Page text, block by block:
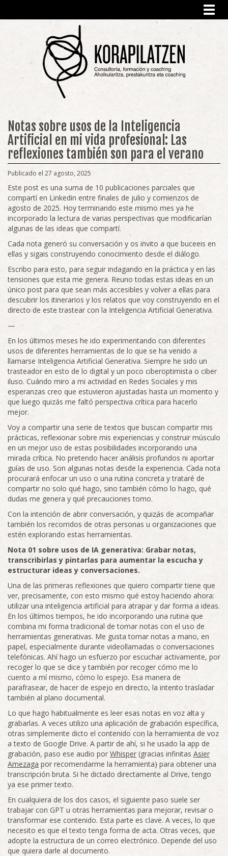
Notas sobre usos de la Inteligencia
Artificial en mi vida profesional: Las
reflexiones también son para el verano
Publicado el 27 agosto, 2025
Este post es una suma de 10 publicaciones parciales que
compartí en Linkedin entre finales de julio y comienzos de
agosto de 2025. Hoy terminando este mismo mes ya he
incorporado la lectura de varias perspectivas que modificarían
algunas de las ideas que compartí.
Cada nota generó su conversación y os invito a que buceeis en
ellas y sigais construyendo conocimiento desde el diálogo.
Escribo para esto, para seguir indagando en la práctica y en las
tensiones que esta me genera. Reuno todas estas ideas en un
único post para que sean más accesibles y volver a ellas para
descubrir los itinerarios y los relatos que voy construyendo en el
directo de este trastear con la Inteligencia Artificial Generativa.
—
En los últimos meses he ido experimentando con diferentes
usos de diferentes herramientas de lo que se ha venido a
llamarse Inteligencia Artificial Generativa. Siempre he sido un
trasteador en esto de lo digital y un poco ciberoptimista o ciber
iluso. Cuándo miro a mi actividad en Redes Sociales y mis
esperanzas creo que estuvieron ajustadas hasta un momento y
que luego quizás me faltó perspectiva crítica para hacerlo
mejor.
Voy a compartir una serie de textos que buscan compartir mis
prácticas, reflexionar sobre mis experiencias y construir músculo
en un mejor uso de estas posibilidades incorporando una
mirada crítica. No pretendo hacer análisis profundos ni aportar
guías de uso. Son algunas notas desde la experiencia. Cada nota
procurará enfocar un uso o una rutina concreta y trataré de
compartir no solo qué hago, sino también cómo lo hago, qué
dudas me genera y qué precauciones tomo.
Con la intención de abrir conversación, y quizás de acompañar
también los recorridos de otras personas u organizaciones que
estén explorando estas herramientas.
Nota 01 sobre usos de IA generativa: Grabar notas,
transcribirlas y pintarlas para aumentar la escucha y
estructurar ideas y conversaciones.
Una de las primeras reflexiones que quiero compartir tiene que
ver, precisamente, con esto mismo qué estoy haciendo ahora:
utilizar una inteligencia artificial para atrapar y dar forma a ideas.
En los últimos tiempos, he ido incorporando una rutina que
combina mi forma tradicional de tomar notas con el uso de
herramientas generativas. Me gusta tomar notas a mano, en
papel, especialmente durante videollamadas o conversaciones
telefónicas. Ahí hago un esfuerzo por escuchar activamente, por
recoger lo que se dice y también por recoger cómo me lo
cuento a mí mismo, cómo lo espejo. Esa manera de
parafrasear, de hacer de espejo en directo, la intento trasladar
también al plano documental.
Lo que hago habitualmente es leer esas notas en voz alta y
grabarlas. A veces utilizo una aplicación de grabación específica,
otras simplemente dicto el contenido con la herramienta de voz
a texto de Google Drive. A partir de ahí, si he usado la app de
grabación, paso ese audio por Whisper (gracias infinitas Asier
Amezaga por recomendarme la herramienta) para obtener una
transcripción bruta. Si he dictado directamente al Drive, tengo
ya ese primer texto.
En cualquiera de los dos casos, el siguiente paso suele ser
trabajar con GPT u otras herramientas para mejorar, revisar o
transformar ese contenido. Esta parte es clave. A veces, lo que
necesito es que el texto tenga forma de acta. Otras veces, que
adopte la estructura de un correo electrónico. Depende del uso
que quiera darle al documento.